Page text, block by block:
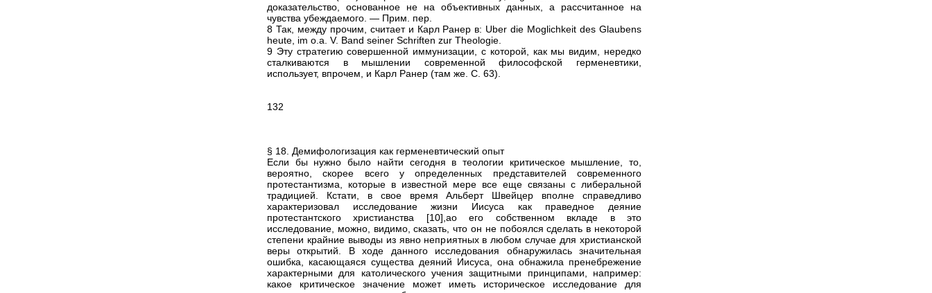
доказательство, основанное не на объективных данных, а рассчитанное на
чувства убеждаемого. — Прим. пер.
8 Так, между прочим, считает и Карл Ранер в: Uber die Moglichkeit des Glaubens
heute, im o.a. V. Band seiner Schriften zur Theologie.
9 Эту стратегию совершенной иммунизации, с которой, как мы видим, нередко
сталкиваются в мышлении современной философской герменевтики,
использует, впрочем, и Карл Ранер (там же. С. 63).
132
§ 18. Демифологизация как герменевтический опыт
Если бы нужно было найти сегодня в теологии критическое мышление, то,
вероятно, скорее всего у определенных представителей современного
протестантизма, которые в известной мере все еще связаны с либеральной
традицией. Кстати, в свое время Альберт Швейцер вполне справедливо
характеризовал исследование жизни Иисуса как праведное деяние
протестантского христианства [10],ао его собственном вкладе в это
исследование, можно, видимо, сказать, что он не побоялся сделать в некоторой
степени крайние выводы из явно неприятных в любом случае для христианской
веры открытий. В ходе данного исследования обнаружилась значительная
ошибка, касающаяся существа деяний Иисуса, она обнажила пренебрежение
характерными для католического учения защитными принципами, например:
какое критическое значение может иметь историческое исследование для